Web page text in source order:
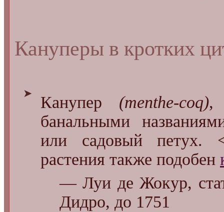
Кануперы в кротких
➤ Канупер (menthe-coq),
банальными
или садовый петух.
растения также подобен
— Луи де Жокур,
Дидро, до 1751